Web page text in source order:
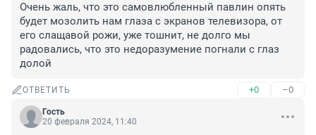
Очень жаль, что это самовлюбленный павлин опять
будет мозолить нам глаза с экранов телевизора, от
его слащавой рожи, уже тошнит, не долго мы
радовались, что это недоразумение погнали с глаз
долой
ОТВЕТИТЬ +0 –0
Гость
20 февраля 2024, 11:40